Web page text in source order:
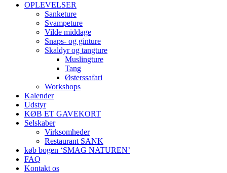
OPLEVELSER
Sanketure
Svampeture
Vilde middage
Snaps- og ginture
Skaldyr og tangture
Muslingture
Tang
Østerssafari
Workshops
Kalender
Udstyr
KØB ET GAVEKORT
Selskaber
Virksomheder
Restaurant SANK
køb bogen ‘SMAG NATUREN’
FAQ
Kontakt os